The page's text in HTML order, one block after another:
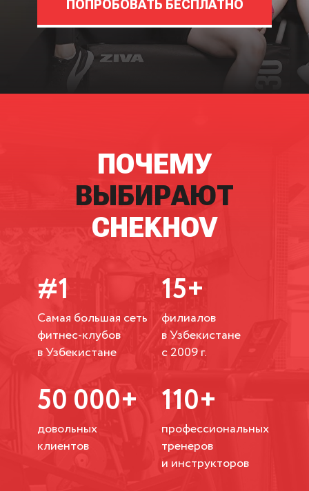
ПОПРОБОВАТЬ БЕСПЛАТНО
ПОЧЕМУ
ВЫБИРАЮТ
CHEKHOV
Самая большая сеть
фитнес-клубов
в Узбекистане
филиалов
в Узбекистане
с 2009 г.
15+
#1
50 000+ 110+
довольных
клиентов
профессиональных
тренеров
и инструкторов